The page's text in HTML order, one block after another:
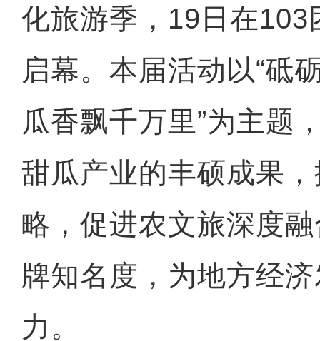
化旅游季，19日在103
启幕。本届活动以“砥
瓜香飘千万里”为主题
甜瓜产业的丰硕成果
略，促进农文旅深度
牌知名度，为地方经
力。